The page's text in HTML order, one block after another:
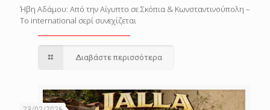
Ήβη Αδάμου: Από την Αίγυπτο σε Σκόπια & Κωνσταντινούπολη –
Το international σερί συνεχίζεται
Διαβάστε περισσότερα